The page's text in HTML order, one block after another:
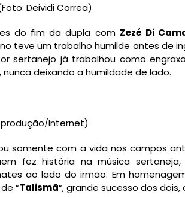
Deividi Correa)
do fim da dupla com Zezé Di
teve um trabalho humilde antes de
sertanejo já trabalhou como
deixando a humildade de lado.
Internet)
somente com a vida nos campos
fez história na música
ao lado do irmão. Em
“Talismã“, grande sucesso dos